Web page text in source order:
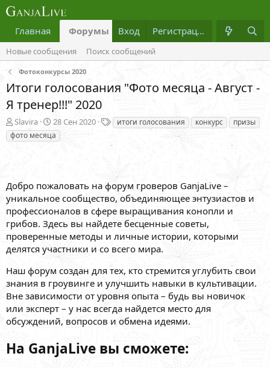
Главная Форумы Что нового? Медиа
Вход Регистрация
Новые сообщения Поиск сообщений
Фотоконкурсы 2020
Итоги голосования "Фото месяца - Август -
Я тренер!!!" 2020
А
в
т
е
м
ы
Slavira
Д
а
т
ч
а
л
28 Сен 2020
Т
е
итоги голосования конкурс
призы
фото месяца
Добро пожаловать на форум гроверов GanjaLive –
уникальное сообщество, объединяющее энтузиастов и
профессионалов в сфере выращивания конопли и
грибов. Здесь вы найдете бесценные советы,
проверенные методы и личные истории, которыми
делятся участники и со всего мира.
Наш форум создан для тех, кто стремится углубить свои
знания в гроувинге и улучшить навыки в культивации.
Вне зависимости от уровня опыта – будь вы новичок
или эксперт – у нас всегда найдется место для
обсуждений, вопросов и обмена идеями.
На GanjaLive вы сможете: